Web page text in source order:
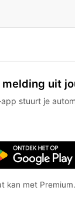
melding uit
stuurt je
kan met Premium.